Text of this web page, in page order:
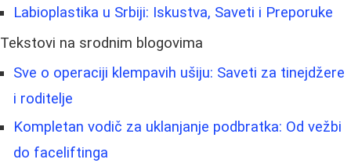
Labioplastika u Srbiji: Iskustva, Saveti i Preporuke
Tekstovi na srodnim blogovima
Sve o operaciji klempavih ušiju: Saveti za tinejdžere
i roditelje
Kompletan vodič za uklanjanje podbratka: Od vežbi
do faceliftinga